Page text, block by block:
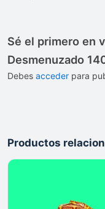
Sé el primero en
Desmenuzado
Debes acceder para
Productos